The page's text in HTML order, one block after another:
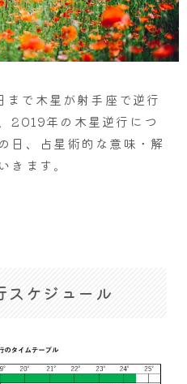
で木星が射手座で逆行
2019年の木星逆行につ
日、占星術的な意味・解
きます。
ケジュール